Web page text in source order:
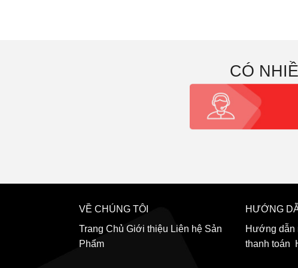
CÓ
VỀ CHÚNG TÔI
Trang Chủ Giới thiệu Liên hệ Sản
Phẩm
HƯỚNG
Hướng dẫn
thanh toán